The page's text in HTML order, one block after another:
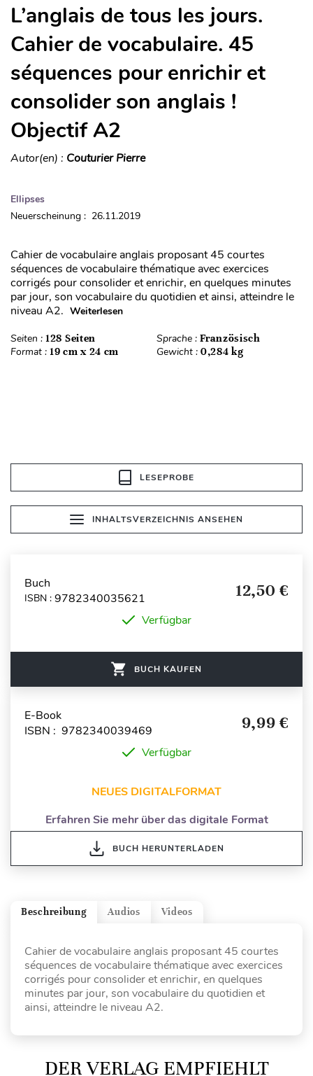
L’anglais de tous les jours.
Cahier de vocabulaire. 45
séquences pour enrichir et
consolider son anglais !
Objectif A2
Autor(en) : Couturier Pierre
Ellipses
Neuerscheinung : 26.11.2019
Cahier de vocabulaire anglais proposant 45 courtes
séquences de vocabulaire thématique avec exercices
corrigés pour consolider et enrichir, en quelques minutes
par jour, son vocabulaire du quotidien et ainsi, atteindre le
niveau A2. Weiterlesen
Seiten : 128 Seiten Sprache : Französisch
Format : 19 cm x 24 cm Gewicht : 0,284 kg
LESEPROBE
INHALTSVERZEICHNIS ANSEHEN
Buch
ISBN : 9782340035621 12,50 €
Verfügbar
BUCH KAUFEN
E-Book
ISBN : 9782340039469
9,99 €
Verfügbar
NEUES DIGITALFORMAT
Erfahren Sie mehr über das digitale Format
BUCH HERUNTERLADEN
Videos
Audios
Beschreibung
Cahier de vocabulaire anglais proposant 45 courtes
séquences de vocabulaire thématique avec exercices
corrigés pour consolider et enrichir, en quelques
minutes par jour, son vocabulaire du quotidien et
ainsi, atteindre le niveau A2.
DER VERLAG EMPFIEHLT